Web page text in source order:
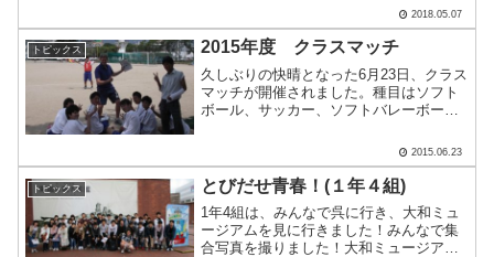
れている技術についての講義を受けまし
た。吹き矢を大和の主砲に見立てた体験
です。大和ミュージ.....
2018.05.07
トピックス 2015年度 クラスマッチ
久しぶりの快晴となった6月23日、クラス
マッチが開催されました。種目はソフト
ボール、サッカー、ソフトバレーボール
ームを編成し、それぞれの学年で競い合
います。気合は十分!!集中して球の行方を
見ています。全.....
2015.06.23
トピックス とびだせ青春！(１年４組)
1年4組は、みんなで呉に行き、大和ミュ
ージアムを見に行きました！みんなで集
合写真を撮りました！大和ミュージアム